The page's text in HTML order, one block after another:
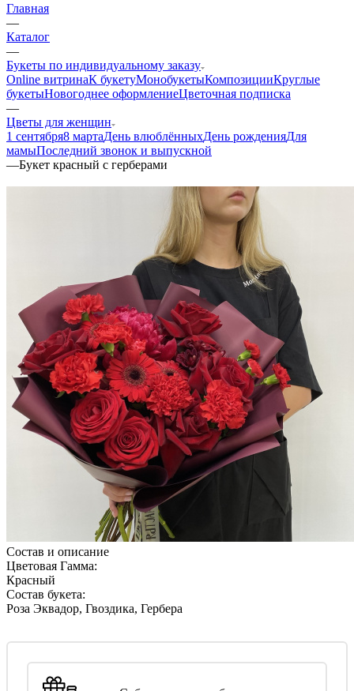
Главная
—
Каталог
—
Букеты по индивидуальному заказу
Online витринаК букетуМонобукетыКомпозицииКруглые
букетыНовогоднее оформлениеЦветочная подписка
—
Цветы для женщин
1 сентября8 мартаДень влюблённыхДень рожденияДля
мамыПоследний звонок и выпускной
—Букет красный с герберами
Состав и описание
Цветовая Гамма:
Красный
Состав букета:
Роза Эквадор, Гвоздика, Гербера